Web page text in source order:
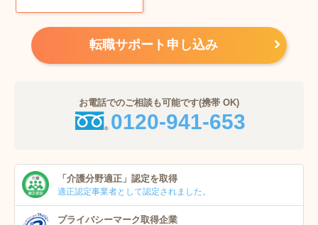
転職サポート申し込み
お電話でのご相談も可能です(携帯 OK)
0120-941-653
「介護分野適正」 認定を取得
適正認定事業者として認定されました。
プライバシーマーク取得企業